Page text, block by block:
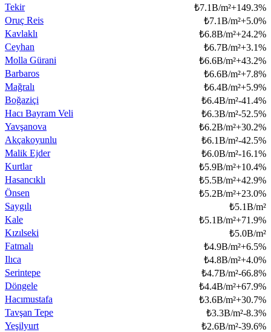
Tekir
₺7.1B/m²+149.3%
Oruç Reis
₺7.1B/m²+5.0%
Kavlaklı
₺6.8B/m²+24.2%
Ceyhan
₺6.7B/m²+3.1%
Molla Gürani
₺6.6B/m²+43.2%
Barbaros
₺6.6B/m²+7.8%
Mağralı
₺6.4B/m²+5.9%
Boğaziçi
₺6.4B/m²-41.4%
Hacı Bayram Veli
₺6.3B/m²-52.5%
Yavşanova
₺6.2B/m²+30.2%
Akçakoyunlu
₺6.1B/m²-42.5%
Malik Ejder
₺6.0B/m²-16.1%
Kurtlar
₺5.9B/m²+10.4%
Hasancıklı
₺5.5B/m²+42.9%
Önsen
₺5.2B/m²+23.0%
Saygılı
₺5.1B/m²
Kale
₺5.1B/m²+71.9%
Kızılseki
₺5.0B/m²
Fatmalı
₺4.9B/m²+6.5%
Ilıca
₺4.8B/m²+4.0%
Serintepe
₺4.7B/m²-66.8%
Döngele
₺4.4B/m²+67.9%
Hacımustafa
₺3.6B/m²+30.7%
Tavşan Tepe
₺3.3B/m²-8.3%
Yeşilyurt
₺2.6B/m²-39.6%